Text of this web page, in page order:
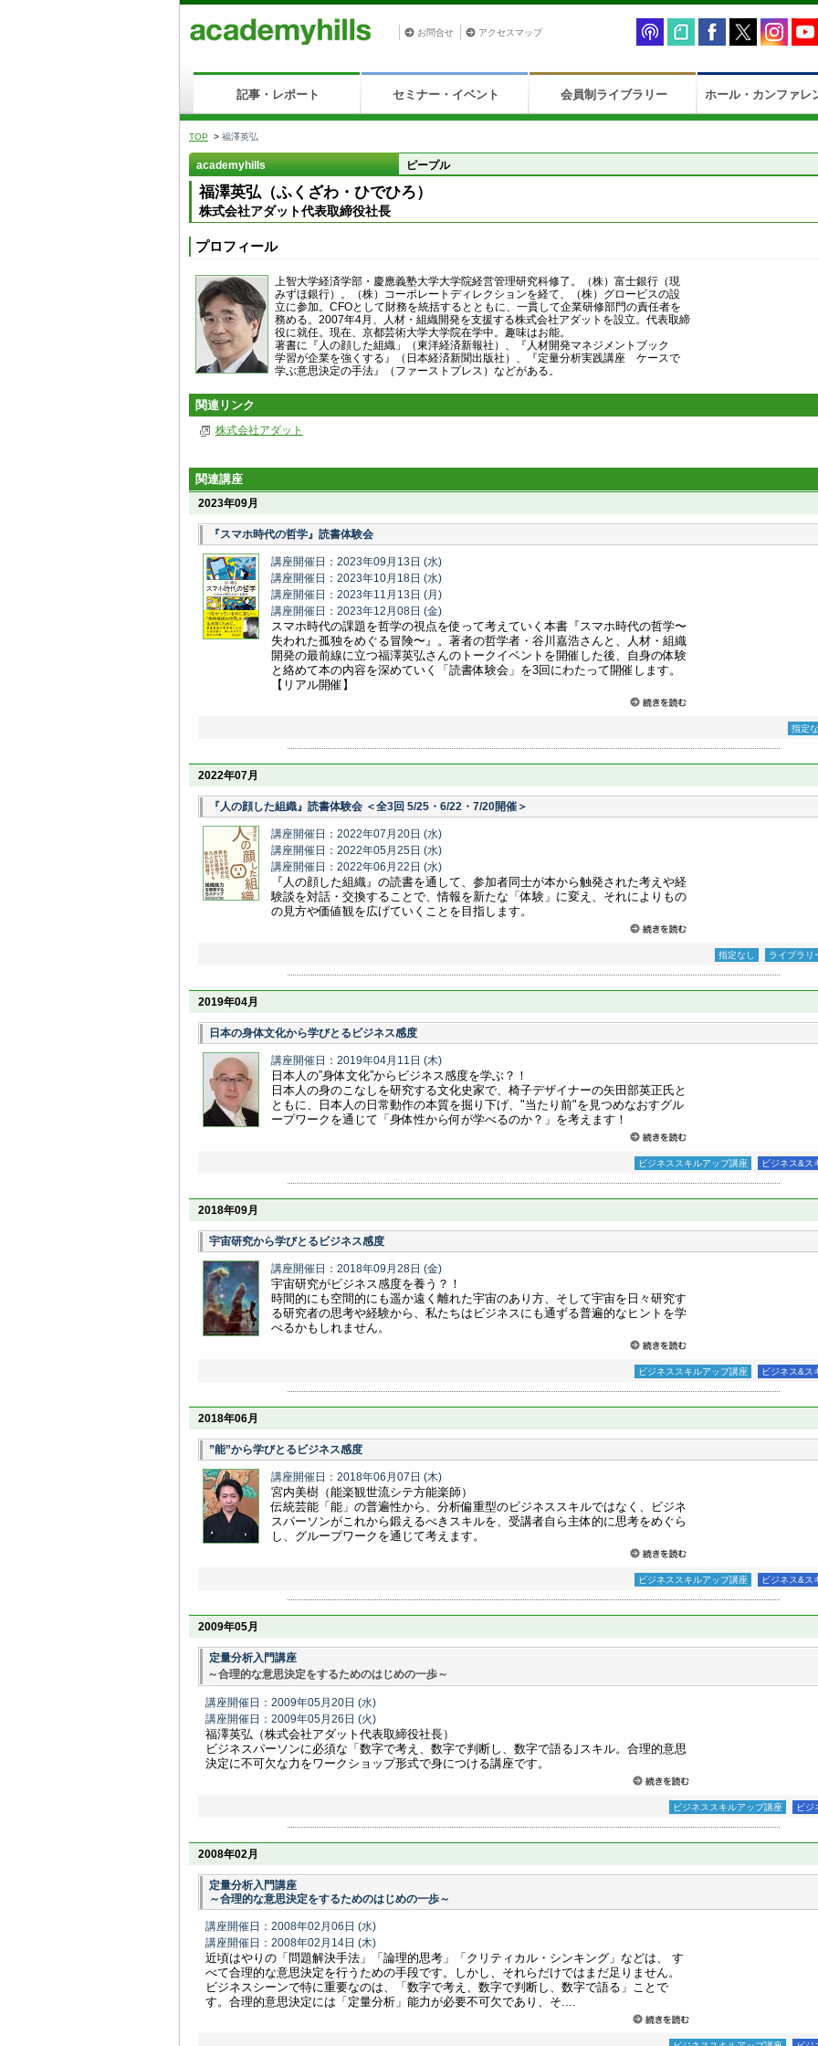
お問合せ アクセスマップ
記事・レポート セミナー・イベント 会員制ライブラリー ホール・カンファレ
TOP > 福澤英弘
academyhills ピープル
福澤英弘（ふくざわ・ひでひろ）
株式会社アダット代表取締役社長
プロフィール
上智大学経済学部・慶應義塾大学大学院経営管理研究科修了。（株）富士銀行（現
みずほ銀行）。（株）コーポレートディレクションを経て、（株）グロービスの設
立に参加。CFOとして財務を統括するとともに、一貫して企業研修部門の責任者を
務める。2007年4月、人材・組織開発を支援する株式会社アダットを設立。代表取締
役に就任。現在、京都芸術大学大学院在学中。趣味はお能。
著書に『人の顔した組織」（東洋経済新報社）、『人材開発マネジメントブック
学習が企業を強くする』（日本経済新聞出版社）、『定量分析実践講座 ケースで
学ぶ意思決定の手法』（ファーストプレス）などがある。
関連リンク
株式会社アダット
関連講座
2023年09月
『スマホ時代の哲学』読書体験会
講座開催日：2023年09月13日 (水)
講座開催日：2023年10月18日 (水)
講座開催日：2023年11月13日 (月)
講座開催日：2023年12月08日 (金)
スマホ時代の課題を哲学の視点を使って考えていく本書『スマホ時代の哲学〜
失われた孤独をめぐる冒険〜』。著者の哲学者・谷川嘉浩さんと、人材・組織
開発の最前線に立つ福澤英弘さんのトークイベントを開催した後、自身の体験
と絡めて本の内容を深めていく「読書体験会」を3回にわたって開催します。
【リアル開催】
指定な
2022年07月
『人の顔した組織』読書体験会 ＜全3回 5/25・6/22・7/20開催＞
講座開催日：2022年07月20日 (水)
講座開催日：2022年05月25日 (水)
講座開催日：2022年06月22日 (水)
『人の顔した組織』の読書を通して、参加者同士が本から触発された考えや経
験談を対話・交換することで、情報を新たな「体験」に変え、それによりもの
の見方や価値観を広げていくことを目指します。
指定なし ライブラリ
2019年04月
日本の身体文化から学びとるビジネス感度
講座開催日：2019年04月11日 (木)
日本人の”身体文化”からビジネス感度を学ぶ？！
日本人の身のこなしを研究する文化史家で、椅子デザイナーの矢田部英正氏と
ともに、日本人の日常動作の本質を掘り下げ、"当たり前"を見つめなおすグル
ープワークを通じて「身体性から何が学べるのか？」を考えます！
ビジネススキルアップ講座 ビジネス&ス
2018年09月
宇宙研究から学びとるビジネス感度
講座開催日：2018年09月28日 (金)
宇宙研究がビジネス感度を養う？！
時間的にも空間的にも遥か遠く離れた宇宙のあり方、そして宇宙を日々研究す
る研究者の思考や経験から、私たちはビジネスにも通ずる普遍的なヒントを学
べるかもしれません。
ビジネススキルアップ講座 ビジネス&ス
2018年06月
”能”から学びとるビジネス感度
講座開催日：2018年06月07日 (木)
宮内美樹（能楽観世流シテ方能楽師）
伝統芸能「能」の普遍性から、分析偏重型のビジネススキルではなく、ビジネ
スパーソンがこれから鍛えるべきスキルを、受講者自ら主体的に思考をめぐら
し、グループワークを通じて考えます。
ビジネススキルアップ講座 ビジネス&ス
2009年05月
定量分析入門講座
～合理的な意思決定をするためのはじめの一歩～
講座開催日：2009年05月20日 (水)
講座開催日：2009年05月26日 (火)
福澤英弘（株式会社アダット代表取締役社長）
ビジネスパーソンに必須な「数字で考え、数字で判断し、数字で語る｣スキル。合理的意思
決定に不可欠な力をワークショップ形式で身につける講座です。
ビジネススキルアップ講座 ビジ
2008年02月
定量分析入門講座
～合理的な意思決定をするためのはじめの一歩～
講座開催日：2008年02月06日 (水)
講座開催日：2008年02月14日 (木)
近頃はやりの「問題解決手法」「論理的思考」「クリティカル・シンキング」などは、 す
べて合理的な意思決定を行うための手段です。しかし、それらだけではまだ足りません。
ビジネスシーンで特に重要なのは、「数字で考え、数字で判断し、数字で語る」ことで
す。合理的意思決定には「定量分析」能力が必要不可欠であり、そ....